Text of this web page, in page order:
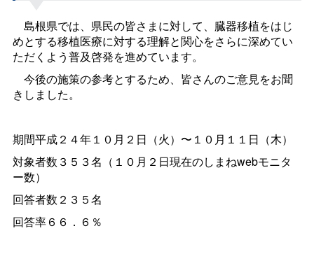
島根県では、県民の皆さまに対して、臓器移植をはじ
めとする移植医療に対する理解と関心をさらに深めてい
ただくよう普及啓発を進めています。
今後の施策の参考とするため、皆さんのご意見をお聞
きしました。
期間平成２４年１０月２日（火）〜１０月１１日（木）
対象者数３５３名（１０月２日現在のしまねwebモニタ
ー数）
回答者数２３５名
回答率６６．６％